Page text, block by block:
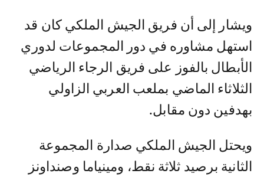
ويشار إلى أن فريق الجيش الملكي كان قد
استهل مشاوره في دور المجموعات لدوري
الأبطال بالفوز على فريق الرجاء الرياضي
الثلاثاء الماضي بملعب العربي الزاولي
بهدفين دون مقابل.
ويحتل الجيش الملكي صدارة المجموعة
الثانية برصيد ثلاثة نقط، ومينياما وصنداونز